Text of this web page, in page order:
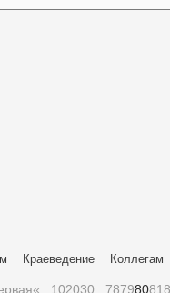
Краеведение Коллегам
« 102030 78798081